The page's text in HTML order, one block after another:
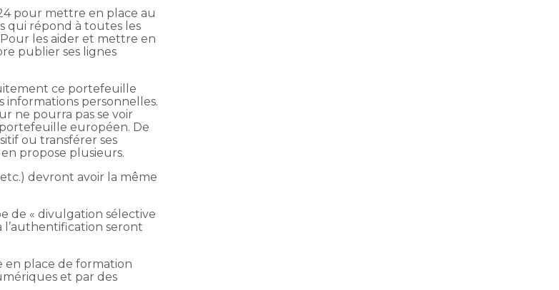
pour mettre en place au
qui répond à toutes les
les aider et mettre en
publier ses lignes
ce portefeuille
personnelles.
ne pourra pas se voir
portefeuille européen. De
ou transférer ses
propose plusieurs.
devront avoir la même
de « divulgation sélective
l’authentification seront
en place de formation
et par des